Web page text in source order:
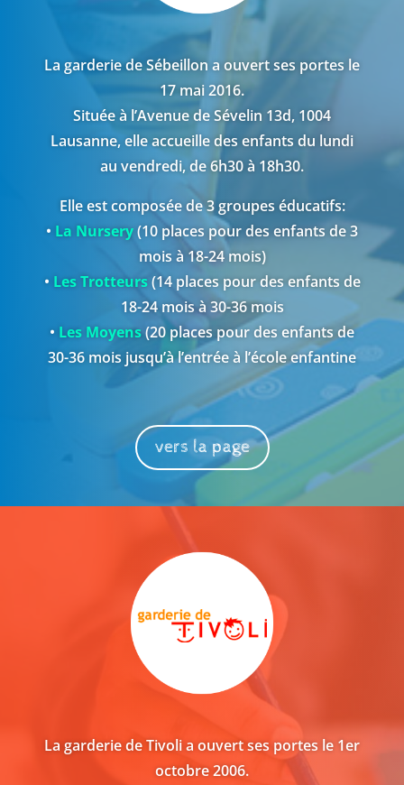
La garderie de Sébeillon a ouvert ses portes le
17 mai 2016.
Située à l’Avenue de Sévelin 13d, 1004
Lausanne, elle accueille des enfants du lundi
au vendredi, de 6h30 à 18h30.
Elle est composée de 3 groupes éducatifs:
• La Nursery(10 places pour des enfants de 3
mois à 18-24 mois)
• Les Trotteurs (14 places pour des enfants de
18-24 mois à 30-36 mois
• Les Moyens(20 places pour des enfants de
30-36 mois jusqu’à l’entrée à l’école enfantine
vers la page
La garderie de Tivoli a ouvert ses portes le 1er
octobre 2006.